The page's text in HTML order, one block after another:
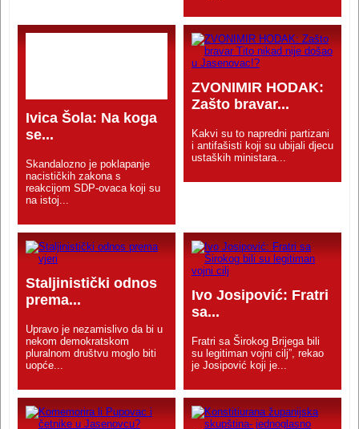
Ivica Šola: Na koga
se...
Skandalozno je poklapanje
nacističkih zakona s
reakcijom SDP-ovaca koji su
na istoj...
ZVONIMIR HODAK:
Zašto bravar...
Kakvi su to napredni partizani
i antifašisti koji su ubijali djecu
ustaških ministara...
Staljinistički odnos
prema...
Upravo je nezamislivo da bi u
nekom demokratskom
pluralnom društvu moglo biti
uopće...
Ivo Josipović: Fratri
sa...
Fratri sa Širokog Brijega bili
su legitiman vojni cilj”, rekao
je Josipović koji je...